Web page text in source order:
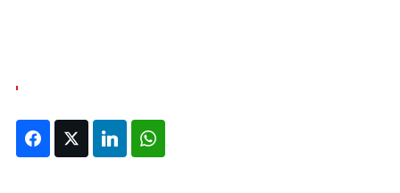
FacebookTwitter LinkedIn